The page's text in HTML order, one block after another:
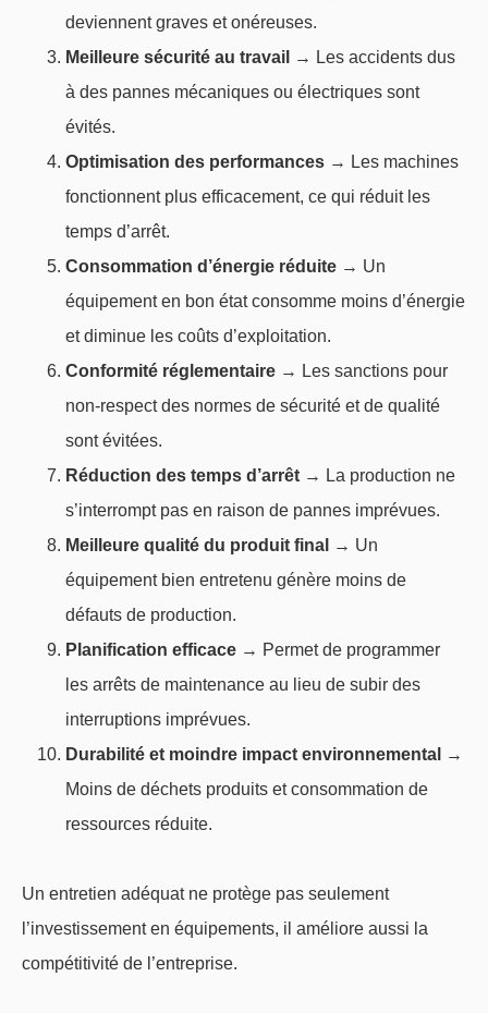
deviennent graves et onéreuses.
Meilleure sécurité au travail
→ Les accidents dus
à des pannes mécaniques ou électriques sont
évités.
Optimisation des performances → Les machines
fonctionnent plus efficacement, ce qui réduit les
temps d’arrêt.
Consommation d’énergie réduite → Un
équipement en bon état consomme moins d’énergie
et diminue les coûts d’exploitation.
Conformité réglementaire → Les sanctions pour
non-respect des normes de sécurité et de qualité
sont évitées.
Réduction des temps d’arrêt → La production ne
s’interrompt pas en raison de pannes imprévues.
Meilleure qualité du produit final
→ Un
équipement bien entretenu génère moins de
défauts de production.
Planification efficace → Permet de programmer
les arrêts de maintenance au lieu de subir des
interruptions imprévues.
Durabilité et moindre impact environnemental
→
Moins de déchets produits et consommation de
ressources réduite.
Un entretien adéquat ne protège pas seulement
l’investissement en équipements, il améliore aussi la
compétitivité de l’entreprise.